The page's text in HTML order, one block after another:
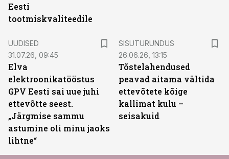
Eesti
tootmiskvaliteedile
UUDISED
31.07.26, 09:45
Elva
elektroonikatööstus
GPV Eesti sai uue juhi
ettevõtte seest.
„Järgmise sammu
astumine oli minu jaoks
lihtne“
SISUTURUNDUS
26.06.26, 13:15
Tõstelahendused
peavad aitama vältida
ettevõtete kõige
kallimat kulu –
seisakuid